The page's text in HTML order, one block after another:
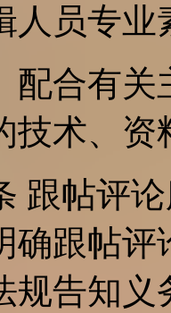
人员专业
配合有
技术、资
跟帖评
确跟帖评
规告知义